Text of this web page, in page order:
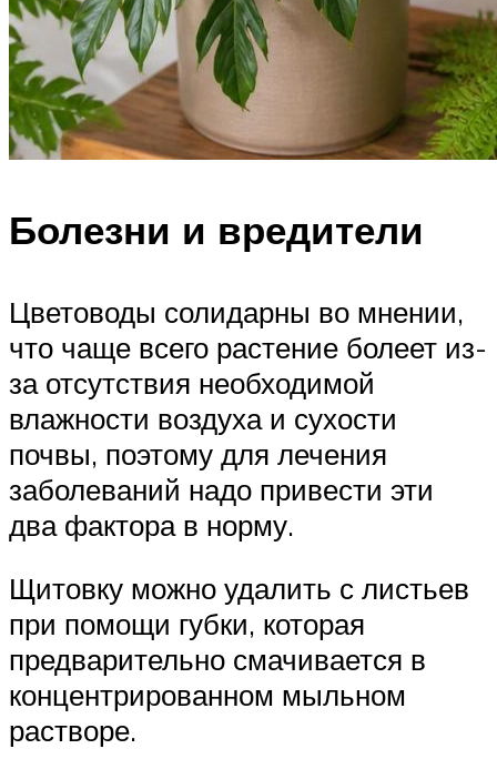
Болезни и вредители
Цветоводы солидарны во мнении,
что чаще всего растение болеет из-
за отсутствия необходимой
влажности воздуха и сухости
почвы, поэтому для лечения
заболеваний надо привести эти
два фактора в норму.
Щитовку можно удалить с листьев
при помощи губки, которая
предварительно смачивается в
концентрированном мыльном
растворе.